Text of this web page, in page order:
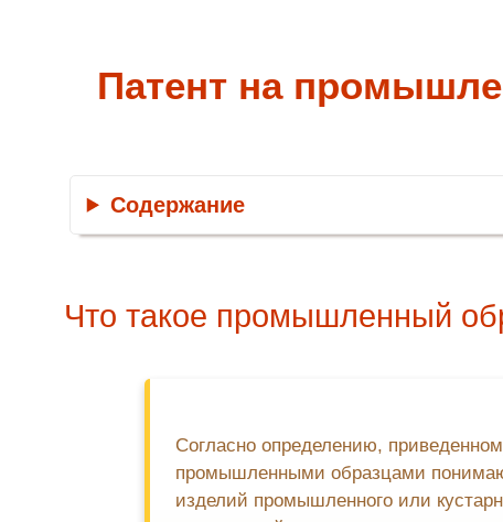
Патент на
Содержание
Что такое промышленный
Согласно определению,
промышленными образцами
изделий промышленного или